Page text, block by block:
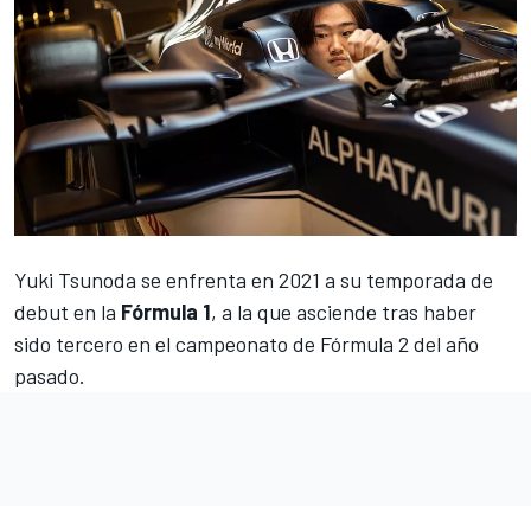
Yuki Tsunoda se enfrenta en 2021 a su temporada de
debut en la Fórmula 1, a la que asciende tras haber
sido tercero en el campeonato de Fórmula 2 del año
pasado.